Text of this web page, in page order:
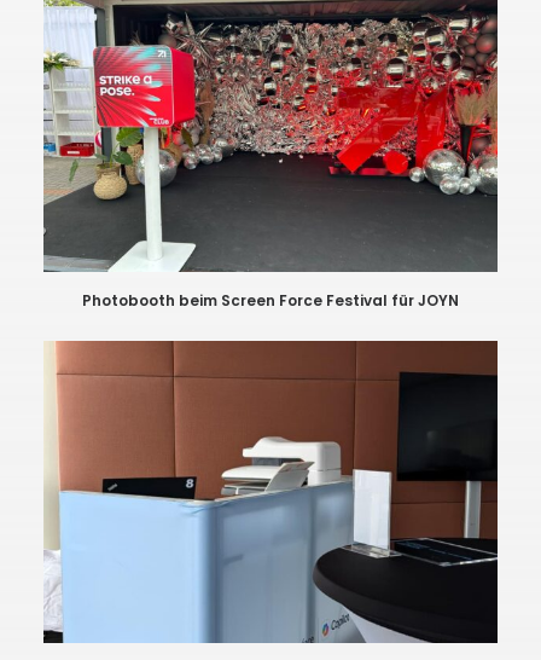
Photobooth beim Screen Force Festival für JOYN